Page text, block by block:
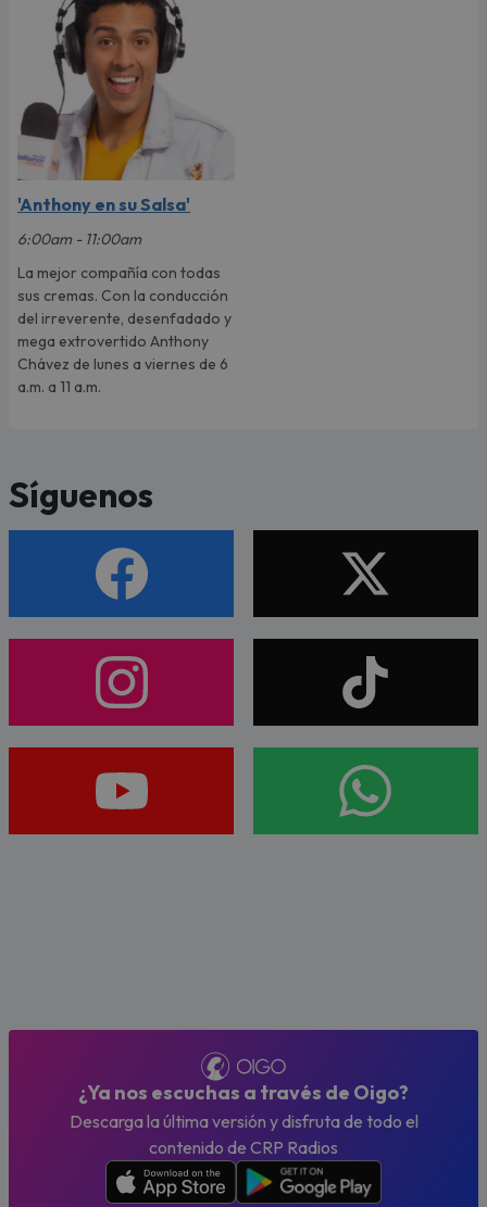
'Anthony en su Salsa'
6:00am - 11:00am
La mejor compañía con todas
sus cremas. Con la conducción
del irreverente, desenfadado y
mega extrovertido Anthony
Chávez de lunes a viernes de 6
a.m. a 11 a.m.
Síguenos
¿Ya nos escuchas a través de Oigo?
Descarga la última versión y disfruta de todo el
contenido de CRP Radios